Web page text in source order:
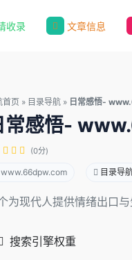
收录 文章信息
首页 » 目录导航 » 日常感悟-
常感悟-
(0分)
www.66dpw.com 目录导
为现代人提供情绪出口
搜索引擎权重